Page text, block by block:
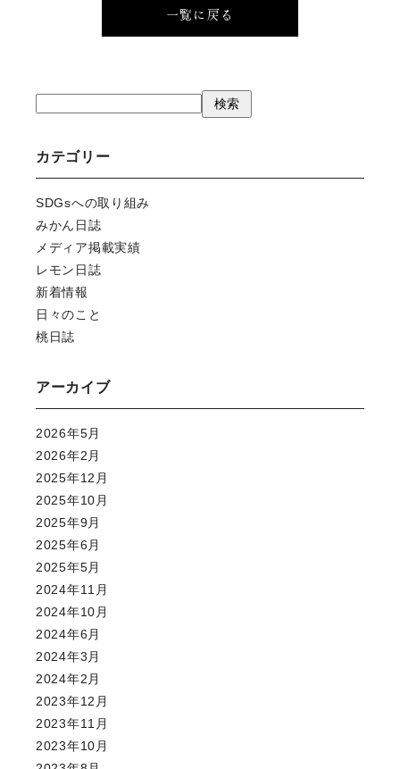
一覧に戻る
検索
カテゴリー
SDGsへの取り組み
みかん日誌
メディア掲載実績
レモン日誌
新着情報
日々のこと
桃日誌
アーカイブ
2026年5月
2026年2月
2025年12月
2025年10月
2025年9月
2025年6月
2025年5月
2024年11月
2024年10月
2024年6月
2024年3月
2024年2月
2023年12月
2023年11月
2023年10月